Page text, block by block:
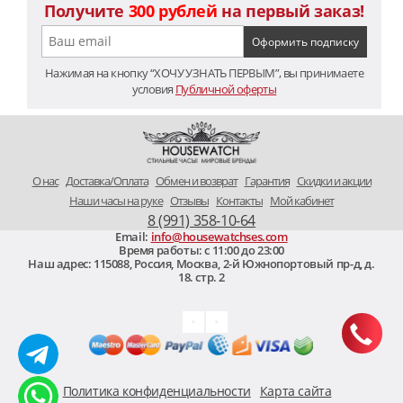
Получите 300 рублей на первый заказ!
Нажимая на кнопку “ХОЧУ УЗНАТЬ ПЕРВЫМ”, вы принимаете
условия Публичной оферты
O нас Доставка/Оплата Обмен и возврат Гарантия Скидки и акции
Наши часы на руке Отзывы Контакты Мой кабинет
8 (991) 358-10-64
Политика конфиденциальности Карта сайта
Email: info@housewatchses.com
Время работы: c 11:00 до 23:00
Наш адрес: 115088,Россия, Москва,2-й Южнопортовый пр-д, д.
18. стр. 2